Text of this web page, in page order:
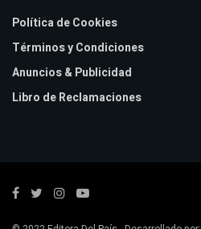
Política de Cookies
Términos y Condiciones
Anuncios & Publicidad
Libro de Reclamaciones